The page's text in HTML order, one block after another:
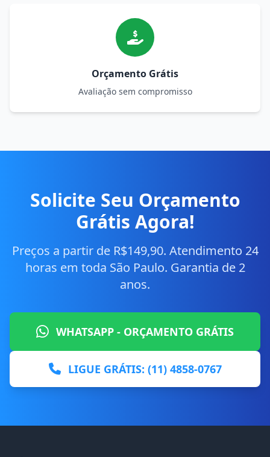
Orçamento Grátis
Avaliação sem compromisso
Solicite Seu Orçamento
Grátis Agora!
Preços a partir de R$149,90. Atendimento 24
horas em toda São Paulo. Garantia de 2
anos.
WHATSAPP - ORÇAMENTO GRÁTIS
LIGUE GRÁTIS: (11) 4858-0767